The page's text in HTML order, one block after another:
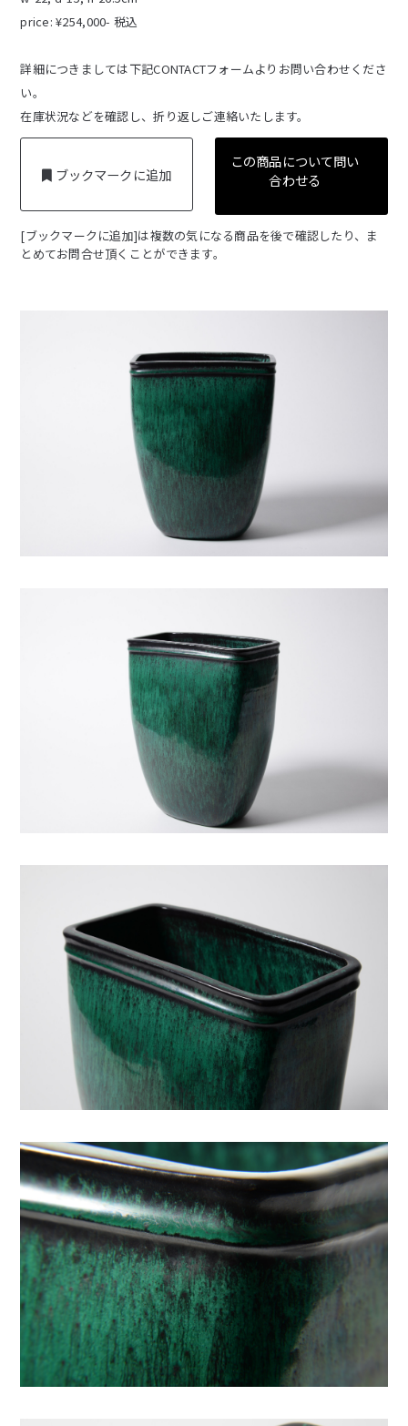
price: ¥254,000- 税込
詳細につきましては下記CONTACTフォームよりお問い合わせくださ
い。
在庫状況などを確認し、折り返しご連絡いたします。
ブックマークに追加
この商品について問い
合わせる
[ブックマークに追加]は複数の気になる商品を後で確認したり、ま
とめてお問合せ頂くことができます。